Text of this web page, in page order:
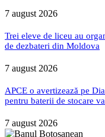
7 august 2026
Trei eleve de liceu au
de dezbateri din Moldova
7 august 2026
APCE o avertizează pe
pentru baterii de stocare
7 august 2026